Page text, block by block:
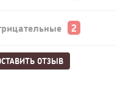
ОТЗЫВ